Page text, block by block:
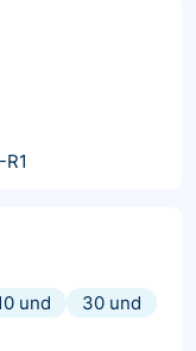
und
30 und